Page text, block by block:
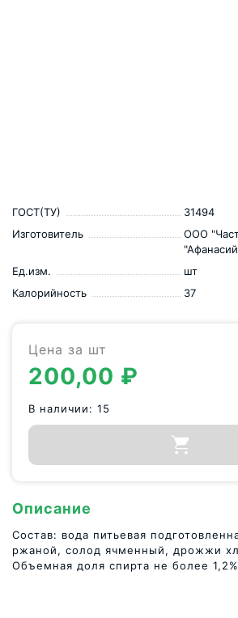
ГОСТ(ТУ)
31494
Изготовитель
ООО
Ед.изм.
шт
Калорийность
37
Цена за шт
200,00 ₽
В наличии: 15
Описание
Состав: вода питьевая
ржаной, солод ячменный, дрожжи
Объемная доля спирта не более